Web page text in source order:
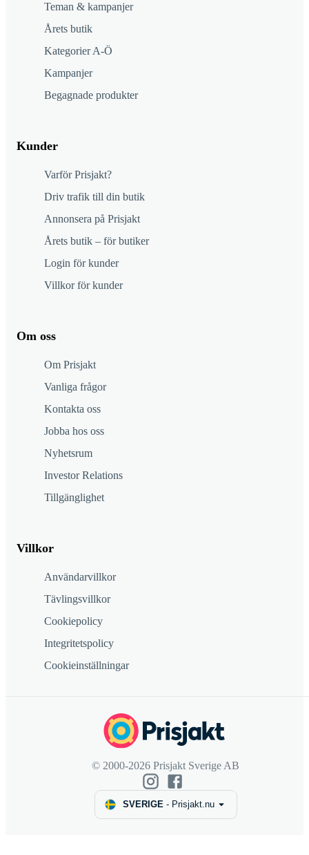
Teman & kampanjer
Årets butik
Kategorier A-Ö
Kampanjer
Begagnade produkter
Kunder
Varför Prisjakt?
Driv trafik till din butik
Annonsera på Prisjakt
Årets butik – för butiker
Login för kunder
Villkor för kunder
Om oss
Om Prisjakt
Vanliga frågor
Kontakta oss
Jobba hos oss
Nyhetsrum
Investor Relations
Tillgänglighet
Villkor
Användarvillkor
Tävlingsvillkor
Cookiepolicy
Integritetspolicy
Cookieinställningar
© 2000-2026 Prisjakt Sverige AB
SVERIGE- Prisjakt.nu